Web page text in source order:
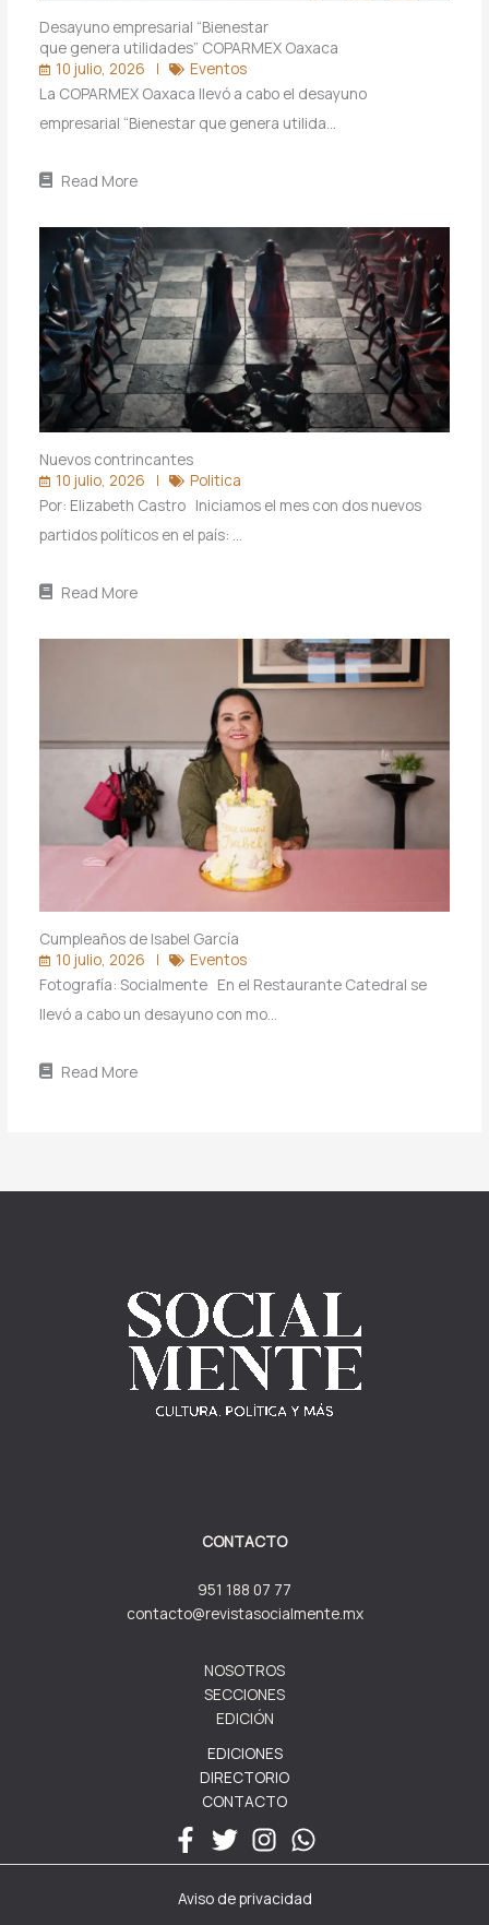
Desayuno empresarial “Bienestar
que genera utilidades” COPARMEX Oaxaca
10 julio, 2026
Eventos
La COPARMEX Oaxaca llevó a cabo el desayuno
empresarial “Bienestar que genera utilida…
Read More
Nuevos contrincantes
10 julio, 2026
Politica
Por: Elizabeth Castro Iniciamos el mes con dos nuevos
partidos políticos en el país: …
Read More
Cumpleaños de Isabel García
10 julio, 2026
Eventos
Fotografía: Socialmente En el Restaurante Catedral se
llevó a cabo un desayuno con mo…
Read More
CONTACTO
951 188 07 77
contacto@revistasocialmente.mx
NOSOTROS
SECCIONES
EDICIÓN
EDICIONES
DIRECTORIO
CONTACTO
Aviso de privacidad